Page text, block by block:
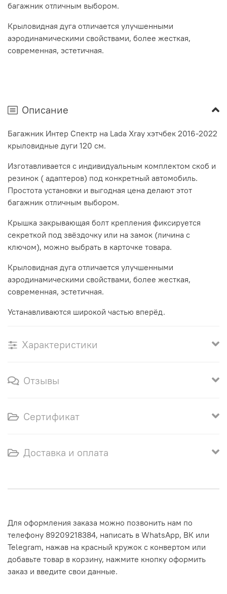
багажник отличным выбором.
Крыловидная дуга отличается улучшенными
аэродинамическими свойствами, более жесткая,
современная, эстетичная.
Описание
Багажник Интер Спектр на Lada Xray хэтчбек 2016-2022
крыловидные дуги 120 см.
Изготавливается с индивидуальным комплектом скоб и
резинок ( адаптеров) под конкретный автомобиль.
Простота установки и выгодная цена делают этот
багажник отличным выбором.
Крышка закрывающая болт крепления фиксируется
секреткой под звёздочку или на замок (личина с
ключом), можно выбрать в карточке товара.
Крыловидная дуга отличается улучшенными
аэродинамическими свойствами, более жесткая,
современная, эстетичная.
Устанавливаются широкой частью вперёд.
Характеристики
Отзывы
Сертификат
Доставка и оплата
Для оформления заказа можно позвонить нам по
телефону 89209218384, написать в WhatsApp, ВК или
Telegram, нажав на красный кружок с конвертом или
добавьте товар в корзину, нажмите кнопку оформить
заказ и введите свои данные.